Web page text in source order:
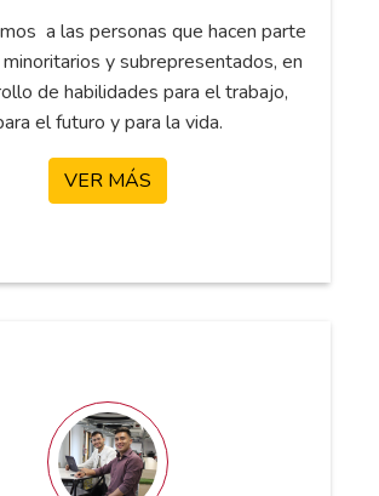
a las personas que hacen parte
y subrepresentados, en
de habilidades para el trabajo,
el futuro y para la vida.
VER MÁS